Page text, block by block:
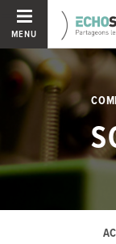
MENU